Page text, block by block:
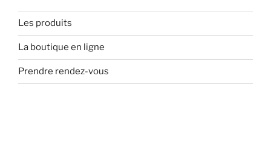
Les produits
La boutique en ligne
Prendre rendez-vous